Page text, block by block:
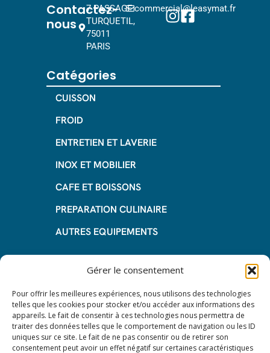
Gérer le consentement
Pour offrir les meilleures expériences, nous utilisons des technologies
telles que les cookies pour stocker et/ou accéder aux informations des
appareils. Le fait de consentir à ces technologies nous permettra de
traiter des données telles que le comportement de navigation ou les ID
uniques sur ce site. Le fait de ne pas consentir ou de retirer son
consentement peut avoir un effet négatif sur certaines caractéristiques
Contactez-
nous
7 PASSAGE
TURQUETIL,
75011
PARIS
commercial@leasymat.fr
Catégories
CUISSON
FROID
ENTRETIEN ET LAVERIE
INOX ET MOBILIER
CAFE ET BOISSONS
PREPARATION CULINAIRE
AUTRES EQUIPEMENTS
Informations
Questions fréquentes
Les avantages de la LOA
Les étapes du leasing de matériel
de restauration